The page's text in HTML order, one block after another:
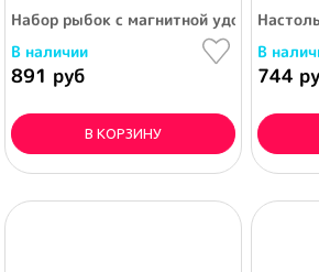
Набор рыбок с магнитной удочкой,
В наличии
891 руб
В КОРЗИНУ
В
744